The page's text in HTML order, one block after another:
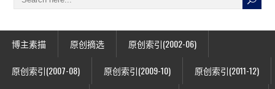
博主素描 原创摘选 原创索引(2002-06)
原创索引(2007-08) 原创索引(2009-10) 原创索引(2011-12)